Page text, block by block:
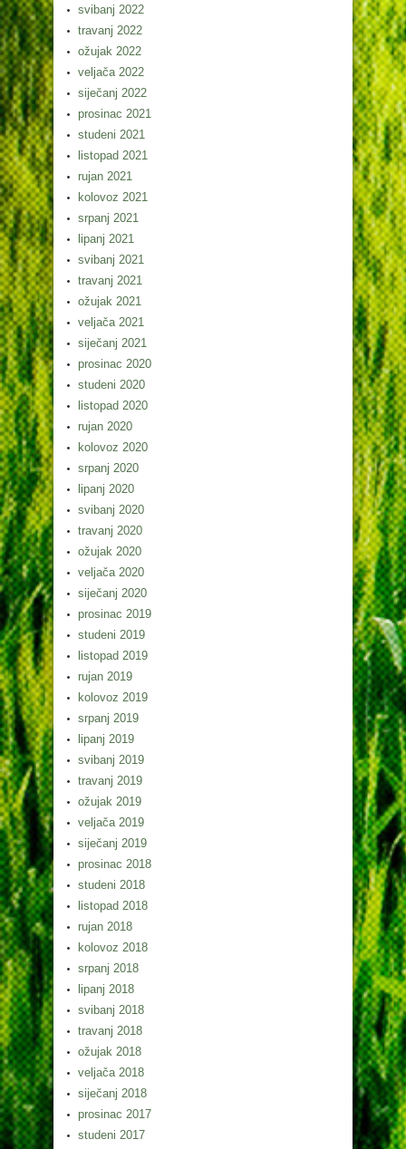
svibanj 2022
travanj 2022
ožujak 2022
veljača 2022
siječanj 2022
prosinac 2021
studeni 2021
listopad 2021
rujan 2021
kolovoz 2021
srpanj 2021
lipanj 2021
svibanj 2021
travanj 2021
ožujak 2021
veljača 2021
siječanj 2021
prosinac 2020
studeni 2020
listopad 2020
rujan 2020
kolovoz 2020
srpanj 2020
lipanj 2020
svibanj 2020
travanj 2020
ožujak 2020
veljača 2020
siječanj 2020
prosinac 2019
studeni 2019
listopad 2019
rujan 2019
kolovoz 2019
srpanj 2019
lipanj 2019
svibanj 2019
travanj 2019
ožujak 2019
veljača 2019
siječanj 2019
prosinac 2018
studeni 2018
listopad 2018
rujan 2018
kolovoz 2018
srpanj 2018
lipanj 2018
svibanj 2018
travanj 2018
ožujak 2018
veljača 2018
siječanj 2018
prosinac 2017
studeni 2017